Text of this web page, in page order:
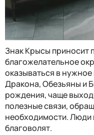
Знак Крысы приносит
благожелательное
оказываться в
Дракона, Обезьяны и
рождения, чаще
полезные связи,
необходимости. Люди
благоволят.